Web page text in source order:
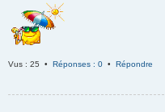
Vus : 25 • Réponses : 0 • Répondre